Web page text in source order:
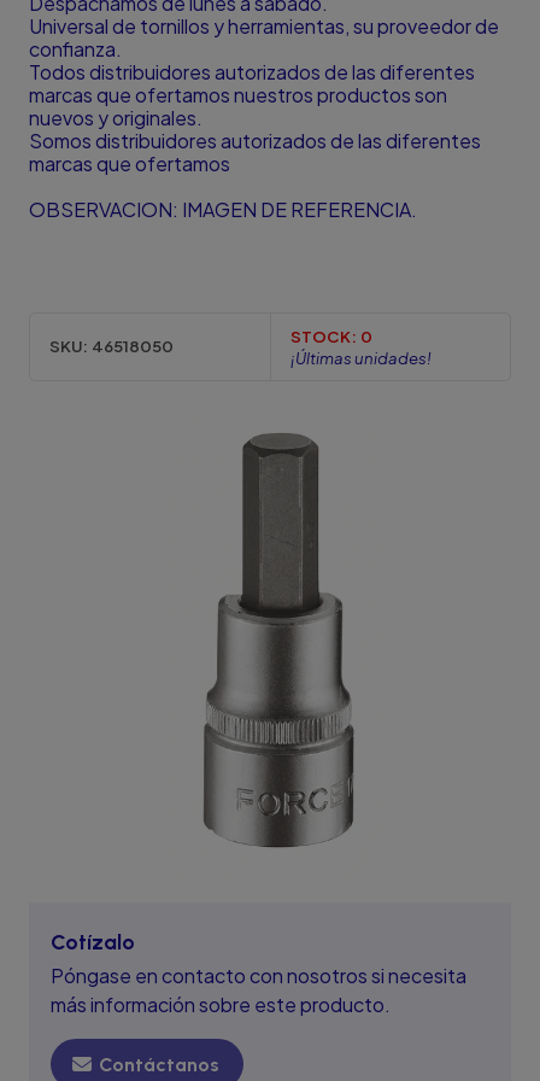
Universal de tornillos y herramientas, su proveedor de
confianza.
Todos distribuidores autorizados de las diferentes
marcas que ofertamos nuestros productos son
nuevos y originales.
Somos distribuidores autorizados de las diferentes
marcas que ofertamos
OBSERVACION: IMAGEN DE REFERENCIA.
SKU: 46518050 STOCK: 0
¡Últimas unidades!
Cotízalo
Póngase en contacto con nosotros si necesita
más información sobre este producto.
Contáctanos